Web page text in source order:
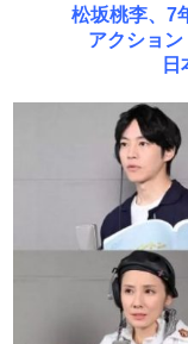
松坂桃李、7
アクショ
日